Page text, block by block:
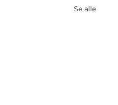
Se alle